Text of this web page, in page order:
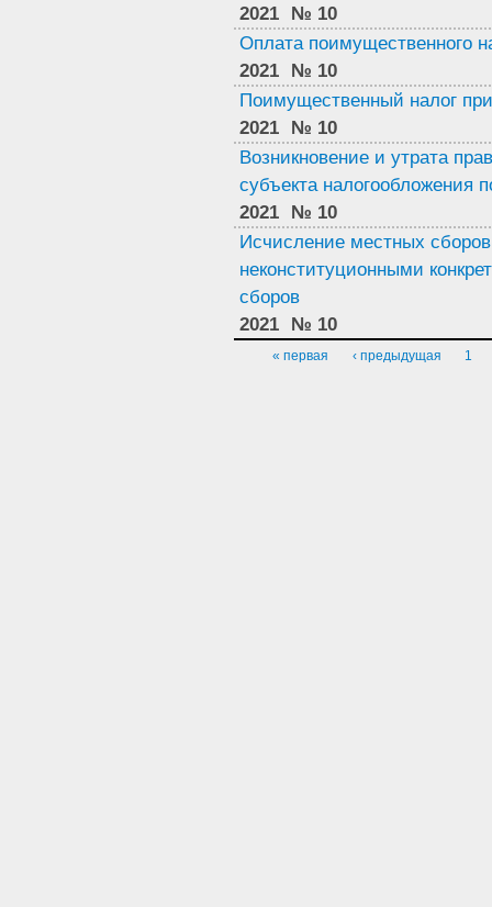
2021 № 10
Оплата поимущественного
2021 № 10
Поимущественный налог
2021 № 10
Возникновение и утрата
субъекта налогообложения
2021 № 10
Исчисление местных
неконституционными
сборов
2021 № 10
Страницы
« первая ‹ предыдущая 1